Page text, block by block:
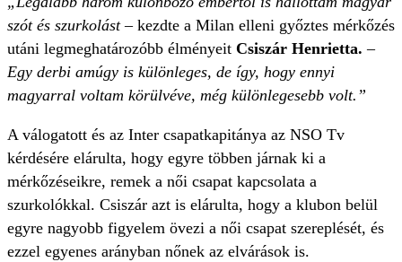
szót és szurkolást– kezdte a Milan elleni győztes mérkőzés
utáni legmeghatározóbb élményeit Csiszár Henrietta. –
Egy derbi amúgy is különleges, de így, hogy ennyi
magyarral voltam körülvéve, még különlegesebb volt.”
A válogatott és az Inter csapatkapitánya az NSO Tv
kérdésére elárulta, hogy egyre többen járnak ki a
mérkőzéseikre, remek a női csapat kapcsolata a
szurkolókkal. Csiszár azt is elárulta, hogy a klubon belül
egyre nagyobb figyelem övezi a női csapat szereplését, és
ezzel egyenes arányban nőnek az elvárások is.